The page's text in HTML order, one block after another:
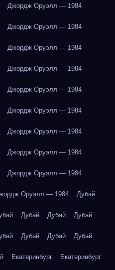
Джордж Оруэлл — 1984
Джордж Оруэлл — 1984
Джордж Оруэлл — 1984
Джордж Оруэлл — 1984
Джордж Оруэлл — 1984
Джордж Оруэлл — 1984
Джордж Оруэлл — 1984
Джордж Оруэлл — 1984
Джордж Оруэлл — 1984
Оруэлл — 1984 Дубай
Дубай Дубай Дубай
Дубай Дубай Дубай
Екатеринбург Екатеринбург